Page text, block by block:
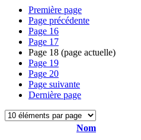
Première page
Page précédente
Page 16
Page 17
Page 18 (page actuelle)
Page 19
Page 20
Page suivante
Dernière page
Nom